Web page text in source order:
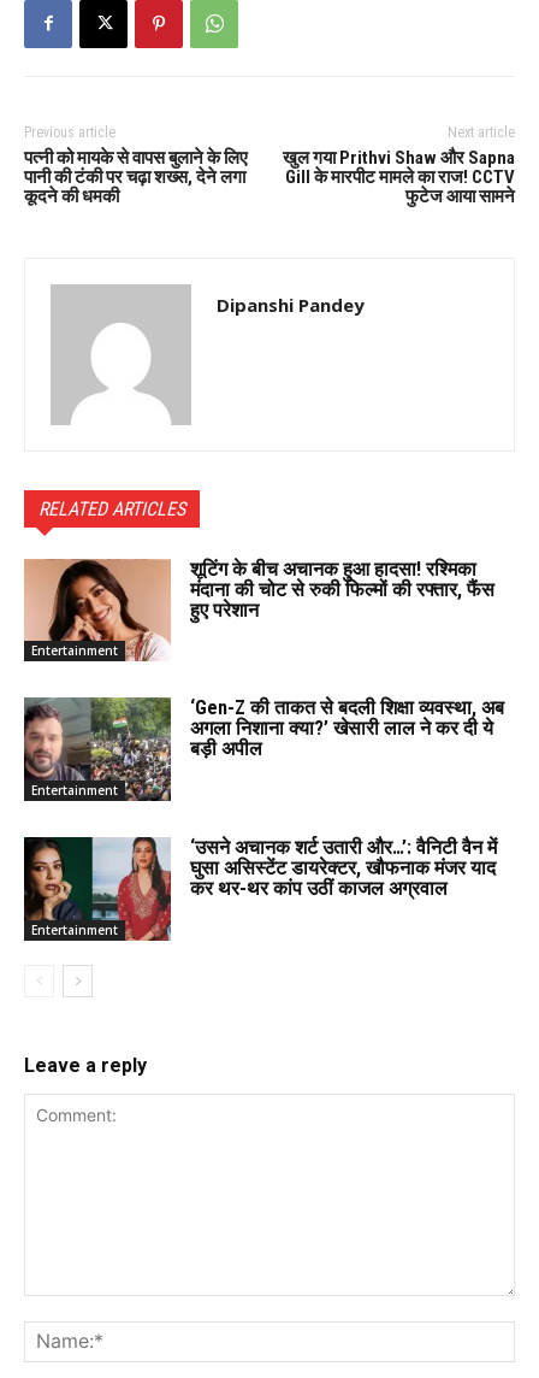
Previous article
पत्नी को मायके से वापस बुलाने के लिए
पानी की टंकी पर चढ़ा शख्स, देने लगा
कूदने की धमकी
Next article
खुल गया Prithvi Shaw और Sapna
Gill के मारपीट मामले का राज! CCTV
फुटेज आया सामने
Dipanshi Pandey
RELATED ARTICLES
Entertainment
शूटिंग के बीच अचानक हुआ हादसा! रश्मिका
मंदाना की चोट से रुकी फिल्मों की रफ्तार, फैंस
हुए परेशान
Entertainment
‘Gen-Z की ताकत से बदली शिक्षा व्यवस्था, अब
अगला निशाना क्या?’ खेसारी लाल ने कर दी ये
बड़ी अपील
Entertainment
‘उसने अचानक शर्ट उतारी और…’: वैनिटी वैन में
घुसा असिस्टेंट डायरेक्टर, खौफनाक मंजर याद
कर थर-थर कांप उठीं काजल अग्रवाल
Leave a reply